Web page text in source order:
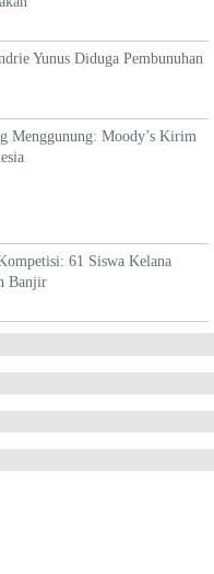
Yunus Diduga Pembunuhan
Menggunung: Moody’s Kirim
61 Siswa Kelana
Banjir